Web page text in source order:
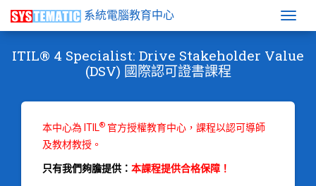
系統電腦教育中心
ITIL® 4 Specialist: Drive Stakeholder Value
(DSV) 國際認可證書課程
本中心為 ITIL® 官方授權教育中心，課程以認可導師
及教材教授。
只有我們夠膽提供： 本課程提供合格保障！